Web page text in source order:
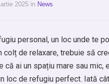
2025 in News
personal, un loc unde te
colț de relaxare, trebuie să
că ai un spațiu mare sau
loc de refugiu perfect. Iată